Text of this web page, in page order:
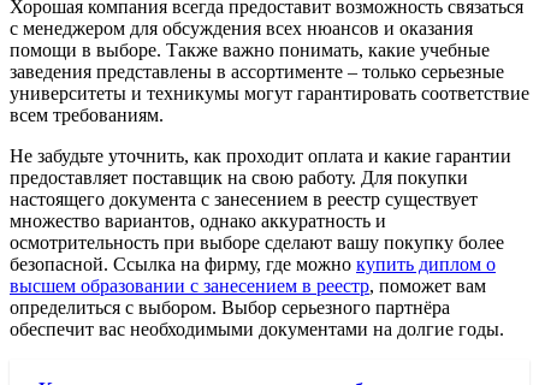
Хорошая компания всегда предоставит возможность связаться
с менеджером для обсуждения всех нюансов и оказания
помощи в выборе. Также важно понимать, какие учебные
заведения представлены в ассортименте – только серьезные
университеты и техникумы могут гарантировать соответствие
всем требованиям.
Не забудьте уточнить, как проходит оплата и какие гарантии
предоставляет поставщик на свою работу. Для покупки
настоящего документа с занесением в реестр существует
множество вариантов, однако аккуратность и
осмотрительность при выборе сделают вашу покупку более
безопасной. Ссылка на фирму, где можно купить диплом о
высшем образовании с занесением в реестр, поможет вам
определиться с выбором. Выбор серьезного партнёра
обеспечит вас необходимыми документами на долгие годы.